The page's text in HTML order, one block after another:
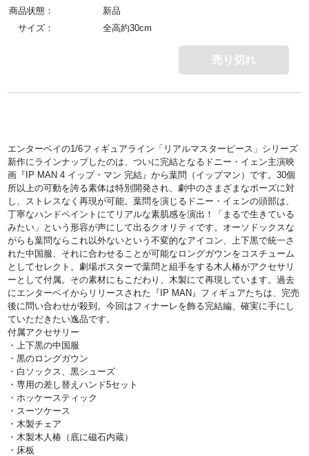
商品状態：
新品
サイズ：
全高約30cm
売り切れ
エンターベイの1/6フィギュアライン「リアルマスターピース」シリーズ
新作にラインナップしたのは、ついに完結となるドニー・イェン主演映
画『IP MAN 4 イップ・マン 完結』から葉問（イップマン）です。30個
所以上の可動を誇る素体は特別開発され、劇中のさまざまなポーズに対
し、ストレスなく再現が可能。葉問を演じるドニー・イェンの頭部は、
丁寧なハンドペイントにてリアルな素肌感を演出！「まるで生きている
みたい」という形容が声にして出るクオリティです。オーソドックスな
がらも葉問ならこれ以外ないという不変的なアイコン、上下黒で統一さ
れた中国服、それに合わせることが可能なロングガウンをコスチューム
としてセレクト。劇場ポスターで葉問と組手をする木人椿がアクセサリ
ーとして付属。その素材にもこだわり、木製にて再現しています。過去
にエンターベイからリリースされた『IP MAN』フィギュアたちは、完売
後に問い合わせが殺到。今回はフィナーレを飾る完結編、確実に手にし
ていただきたい逸品です。
付属アクセサリー
・上下黒の中国服
・黒のロングガウン
・白ソックス、黒シューズ
・専用の差し替えハンド5セット
・ホッケースティック
・スーツケース
・木製チェア
・木製木人椿（底に磁石内蔵）
・床板